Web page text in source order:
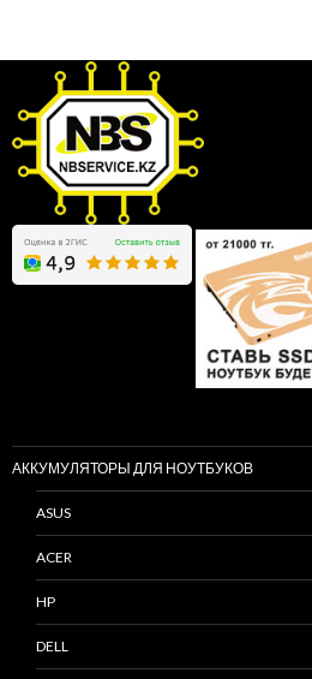
АККУМУЛЯТОРЫ ДЛЯ НОУТБУКОВ
ASUS
ACER
HP
DELL